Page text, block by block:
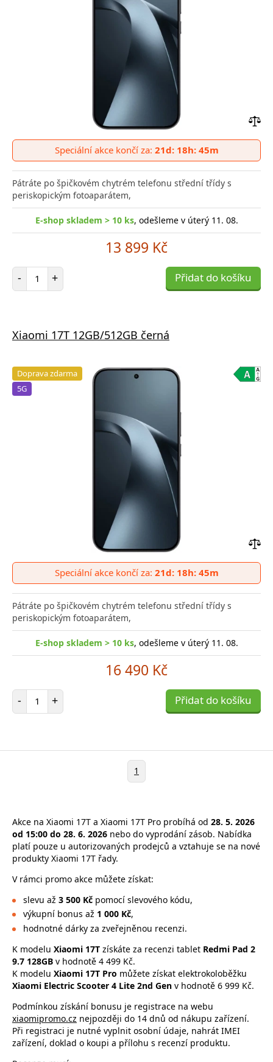
do
Speciální akce končí za: 21d: 18h: 45m
Pátráte po špičkovém chytrém telefonu střední třídy s
periskopickým fotoaparátem,
E-shop skladem > 10 ks, odešleme v úterý 11. 08.
13 899 Kč
- Počet položek
+ Přidat do košíku
Xiaomi 17T 12GB/512GB černá
Doprava zdarma
5G
do
Speciální akce končí za: 21d: 18h: 45m
Pátráte po špičkovém chytrém telefonu střední třídy s
periskopickým fotoaparátem,
E-shop skladem > 10 ks, odešleme v úterý 11. 08.
16 490 Kč
- Počet položek
+ Přidat do košíku
1
Akce na Xiaomi 17T a Xiaomi 17T Pro probíhá od 28. 5. 2026
od 15:00 do 28. 6. 2026 nebo do vyprodání zásob. Nabídka
platí pouze u autorizovaných prodejců a vztahuje se na nové
produkty Xiaomi 17T řady.
V rámci promo akce můžete získat:
slevu až 3 500 Kčpomocí slevového kódu,
výkupní bonus až 1 000 Kč,
hodnotné dárky za zveřejněnou recenzi.
K modelu Xiaomi 17T získáte za recenzi tablet Redmi Pad 2
9.7 128GB v hodnotě 4 499 Kč.
K modelu Xiaomi 17T Pro můžete získat elektrokoloběžku
Xiaomi Electric Scooter 4 Lite 2nd Gen v hodnotě 6 999 Kč.
Podmínkou získání bonusu je registrace na webu
xiaomipromo.cz nejpozději do 14 dnů od nákupu zařízení.
Při registraci je nutné vyplnit osobní údaje, nahrát IMEI
zařízení, doklad o koupi a přílohu s recenzí produktu.